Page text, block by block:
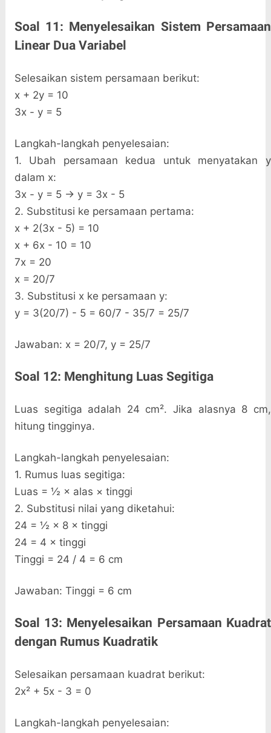
Soal 11: Menyelesaikan Sistem Persamaan
Linear Dua Variabel
Selesaikan sistem persamaan berikut:
x + 2y = 10
3x - y = 5
Langkah-langkah penyelesaian:
1. Ubah persamaan kedua untuk menyatakan y
dalam x:
3x - y = 5 → y = 3x - 5
2. Substitusi ke persamaan pertama:
x + 2(3x - 5) = 10
x + 6x - 10 = 10
7x = 20
x = 20/7
3. Substitusi x ke persamaan y:
y = 3(20/7) - 5 = 60/7 - 35/7 = 25/7
Jawaban: x = 20/7, y = 25/7
Soal 12: Menghitung Luas Segitiga
Luas segitiga adalah 24 cm². Jika alasnya 8 cm,
hitung tingginya.
Langkah-langkah penyelesaian:
1. Rumus luas segitiga:
Luas = ½ × alas × tinggi
2. Substitusi nilai yang diketahui:
24 = ½ × 8 × tinggi
24 = 4 × tinggi
Tinggi = 24 / 4 = 6 cm
Jawaban: Tinggi = 6 cm
Soal 13: Menyelesaikan Persamaan Kuadrat
dengan Rumus Kuadratik
Selesaikan persamaan kuadrat berikut:
2x² + 5x - 3 = 0
Langkah-langkah penyelesaian: